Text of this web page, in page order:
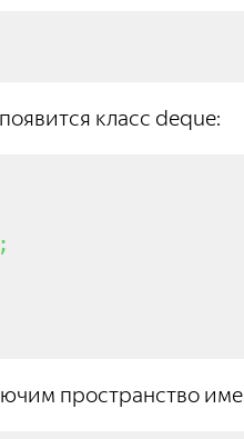
класс deque:
;
пространство